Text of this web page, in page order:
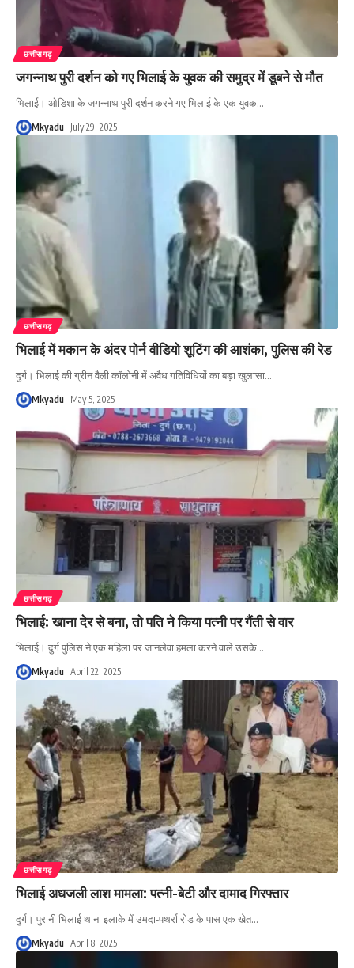
छत्तीसगढ़
जगन्नाथ पुरी दर्शन को गए भिलाई के युवक की समुद्र में डूबने से मौत
भिलाई। ओडिशा के जगन्नाथ पुरी दर्शन करने गए भिलाई के एक युवक…
Mkyadu July 29, 2025
छत्तीसगढ़
भिलाई में मकान के अंदर पोर्न वीडियो शूटिंग की आशंका, पुलिस की रेड
दुर्ग। भिलाई की ग्रीन वैली कॉलोनी में अवैध गतिविधियों का बड़ा खुलासा…
Mkyadu May 5, 2025
छत्तीसगढ़
भिलाई: खाना देर से बना, तो पति ने किया पत्नी पर गैंती से वार
भिलाई। दुर्ग पुलिस ने एक महिला पर जानलेवा हमला करने वाले उसके…
Mkyadu April 22, 2025
छत्तीसगढ़
भिलाई अधजली लाश मामला: पत्नी-बेटी और दामाद गिरफ्तार
दुर्ग। पुरानी भिलाई थाना इलाके में उमदा-पथर्रा रोड के पास एक खेत…
Mkyadu April 8, 2025